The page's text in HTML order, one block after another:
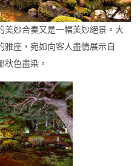
妙合奏又是一幅美妙絕景。大
雅座，宛如向客人盡情展示自
秋色盡染。